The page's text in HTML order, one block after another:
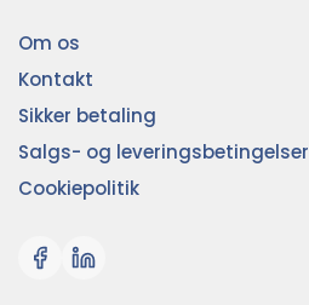
Om os
Kontakt
Sikker betaling
Salgs- og leveringsbetingelser
Cookiepolitik